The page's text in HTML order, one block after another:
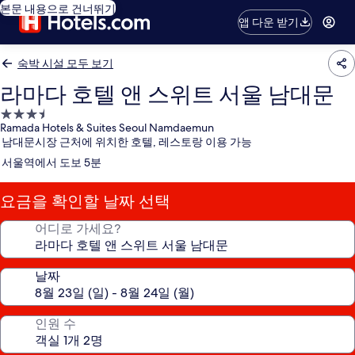
본문 내용으로 건너뛰기
앱 다운 받기
숙박 시설 모두 보기
라마다 호텔 앤 스위트 서울 남대문
3.5
성
급
숙
박
시
설
Ramada Hotels & Suites Seoul Namdaemun
남대문시장 근처에 위치한 호텔, 레스토랑 이용 가능
서울역에서 도보 5분
요금을 확인할 날짜 선택
어디로 가세요?
날짜
인원 수